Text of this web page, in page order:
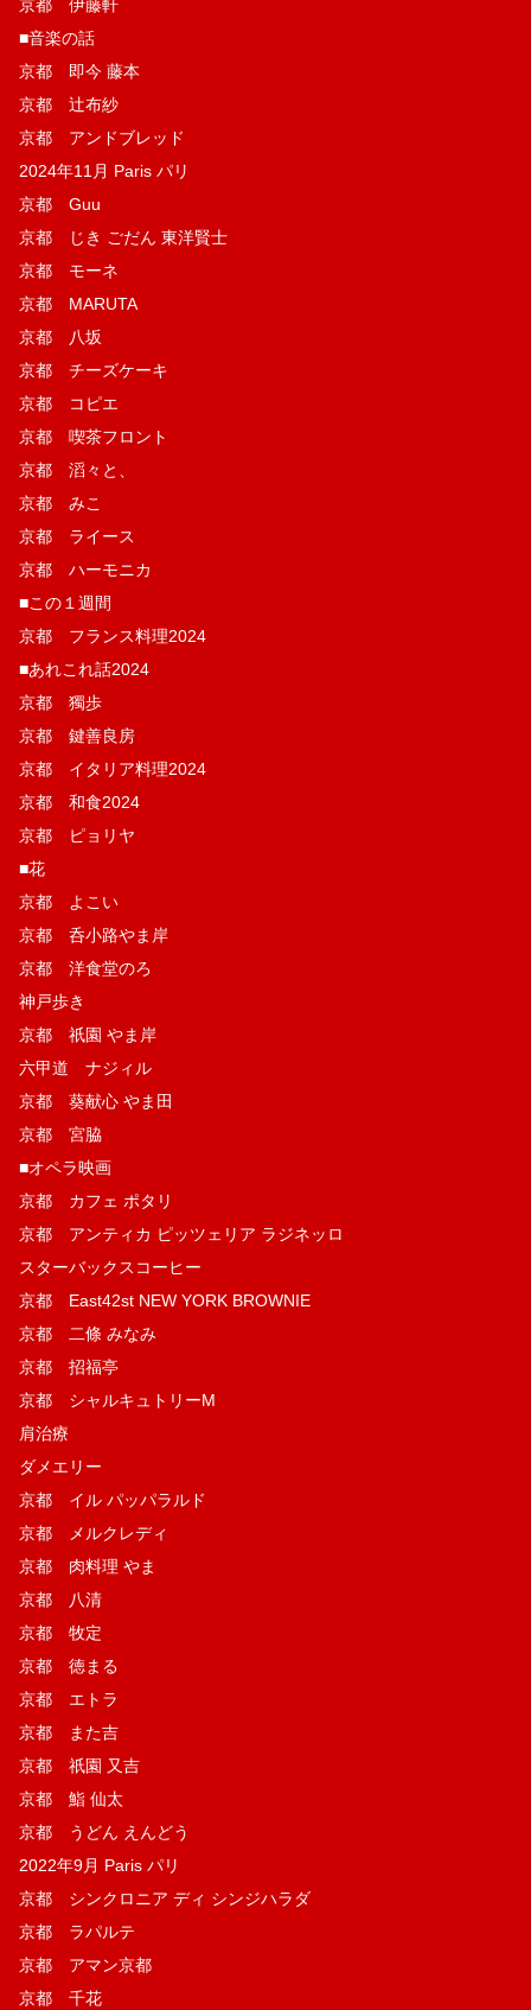
京都 伊藤軒
■音楽の話
京都 即今 藤本
京都 辻布紗
京都 アンドブレッド
2024年11月 Paris パリ
京都 Guu
京都 じき ごだん 東洋賢士
京都 モーネ
京都 MARUTA
京都 八坂
京都 チーズケーキ
京都 コピエ
京都 喫茶フロント
京都 滔々と、
京都 みこ
京都 ライース
京都 ハーモニカ
■この１週間
京都 フランス料理2024
■あれこれ話2024
京都 獨歩
京都 鍵善良房
京都 イタリア料理2024
京都 和食2024
京都 ピョリヤ
■花
京都 よこい
京都 呑小路やま岸
京都 洋食堂のろ
神戸歩き
京都 祇園 やま岸
六甲道 ナジィル
京都 葵献心 やま田
京都 宮脇
■オペラ映画
京都 カフェ ポタリ
京都 アンティカ ピッツェリア ラジネッロ
スターバックスコーヒー
京都 East42st NEW YORK BROWNIE
京都 二條 みなみ
京都 招福亭
京都 シャルキュトリーM
肩治療
ダメエリー
京都 イル パッパラルド
京都 メルクレディ
京都 肉料理 やま
京都 八清
京都 牧定
京都 徳まる
京都 エトラ
京都 また吉
京都 祇園 又吉
京都 鮨 仙太
京都 うどん えんどう
2022年9月 Paris パリ
京都 シンクロニア ディ シンジハラダ
京都 ラパルテ
京都 アマン京都
京都 千花